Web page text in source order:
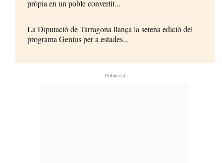
pròpia en un poble convertit...
La Diputació de Tarragona llança la setena edició del
programa Genius per a estades...
- Publicitat -